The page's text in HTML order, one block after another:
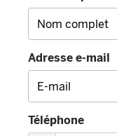
Adresse e-mail
Téléphone